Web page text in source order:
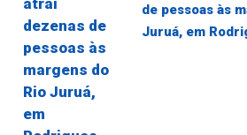
de pessoas às
Juruá, em